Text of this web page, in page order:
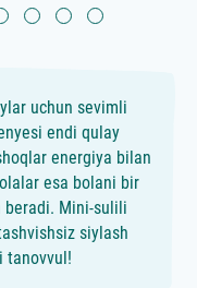
uchun sevimli
endi qulay
energiya bilan
esa bolani bir
beradi. Mini-sulili
siylash
tanovvul!